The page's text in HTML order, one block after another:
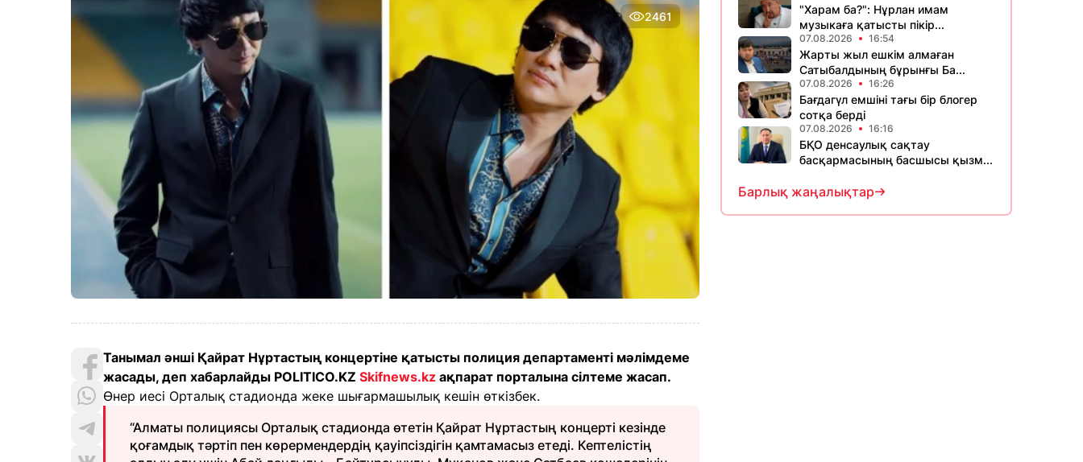
2461
Танымал әнші Қайрат Нұртастың концертіне қатысты полиция департаменті мәлімдеме
жасады, деп хабарлайды POLITICO.KZ Skifnews.kz ақпарат порталына сілтеме жасап.
Өнер иесі Орталық стадионда жеке шығармашылық кешін өткізбек.
“Алматы полициясы Орталық стадионда өтетін Қайрат Нұртастың концерті кезінде
қоғамдық тәртіп пен көрермендердің қауіпсіздігін қамтамасыз етеді. Кептелістің
"Харам ба?": Нұрлан имам
музыкаға қатысты пікір...
07.08.2026 16:54
Жарты жыл ешкім алмаған
Сатыбалдының бұрынғы Ба...
07.08.2026 16:26
Бағдагүл емшіні тағы бір блогер
сотқа берді
07.08.2026 16:16
БҚО денсаулық сақтау
басқармасының басшысы қызм...
Барлық жаңалықтар